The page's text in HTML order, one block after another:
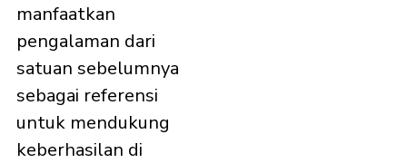
manfaatkan
pengalaman dari
satuan sebelumnya
sebagai referensi
untuk mendukung
keberhasilan di